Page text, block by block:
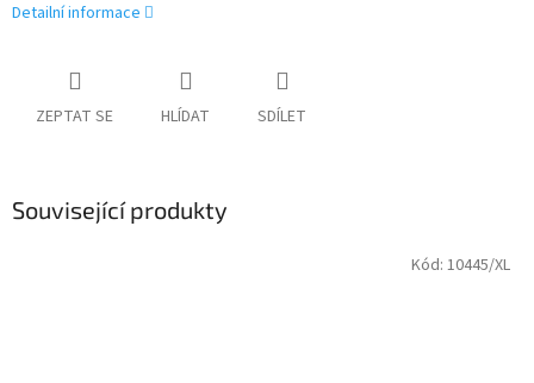
Detailní informace
ZEPTAT SE HLÍDAT SDÍLET
Související produkty
Kód: 10445/XL